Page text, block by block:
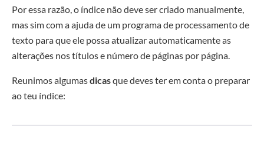
Por essa razão, o índice não deve ser criado manualmente,
mas sim com a ajuda de um programa de processamento de
texto para que ele possa atualizar automaticamente as
alterações nos títulos e número de páginas por página.
Reunimos algumasdicasque deves ter em conta o preparar
ao teu índice: